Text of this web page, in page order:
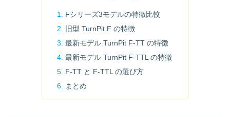
Fシリーズ3モデルの特徴比較
旧型 TurnPit F の特徴
最新モデル TurnPit F‑TT の特徴
最新モデル TurnPit F‑TTL の特徴
F‑TT と F‑TTL の選び方
まとめ